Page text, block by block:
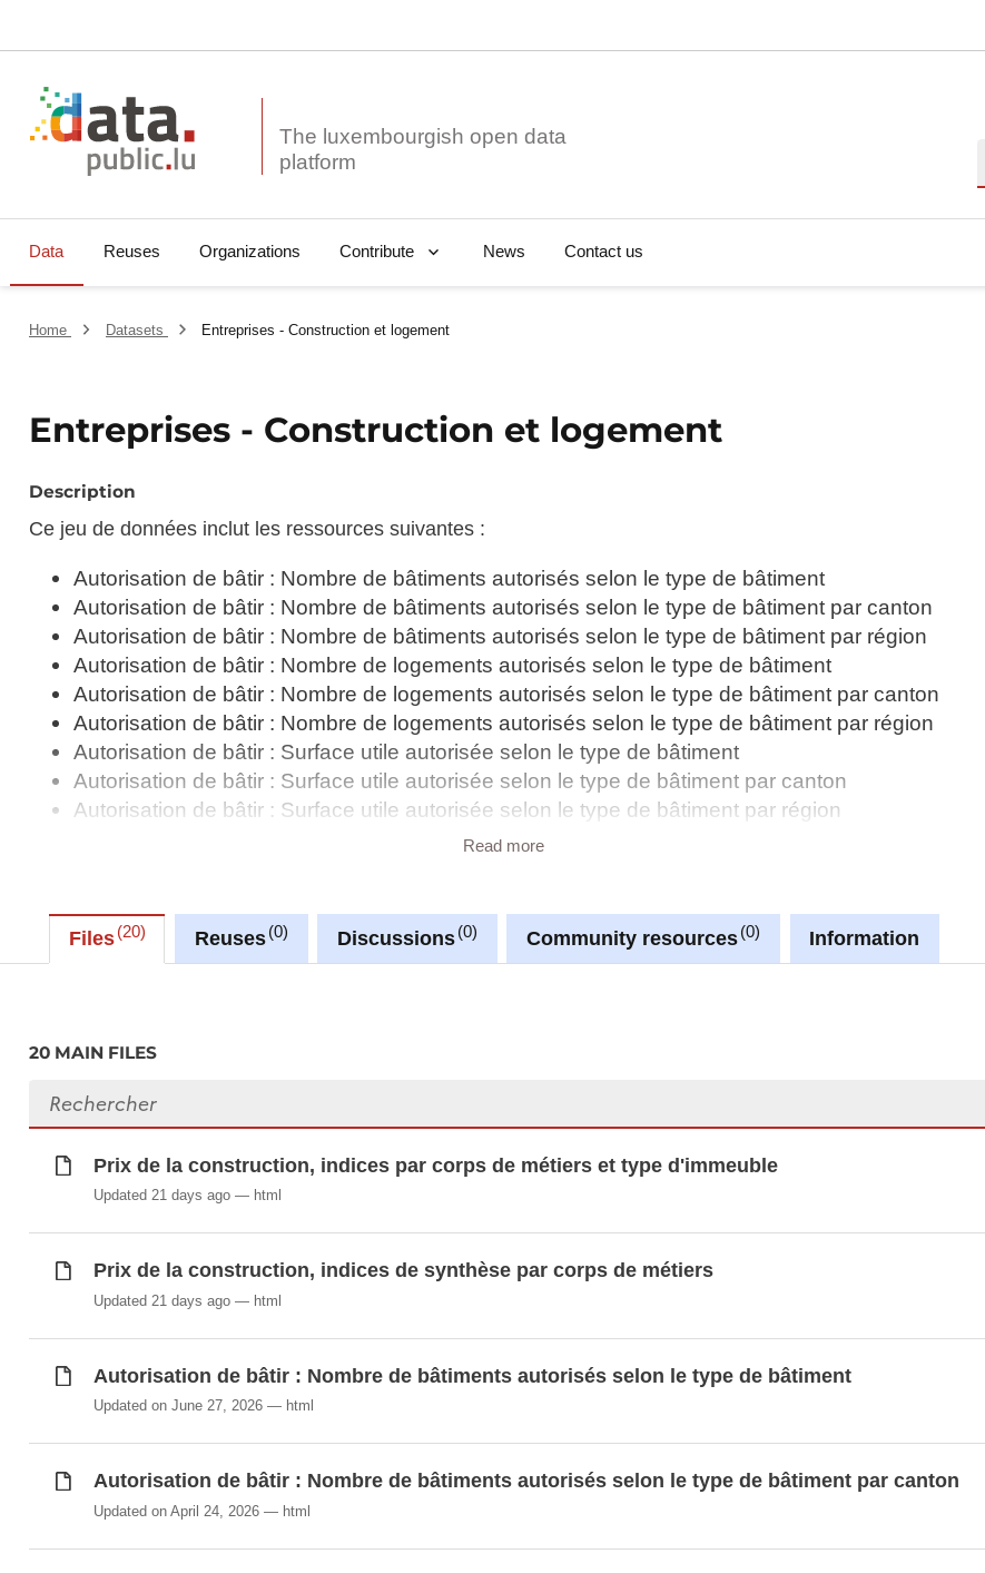
The luxembourgish open data
Data Reuses Organizations Contribute News Contact us
Home Datasets Entreprises - Construction et logement
Entreprises - Construction et logement
Description
Ce jeu de données inclut les ressources suivantes :
Autorisation de bâtir : Nombre de bâtiments autorisés selon le type de bâtiment
Autorisation de bâtir : Nombre de bâtiments autorisés selon le type de bâtiment par canton
Autorisation de bâtir : Nombre de bâtiments autorisés selon le type de bâtiment par région
Autorisation de bâtir : Nombre de logements autorisés selon le type de bâtiment
Autorisation de bâtir : Nombre de logements autorisés selon le type de bâtiment par canton
Autorisation de bâtir : Nombre de logements autorisés selon le type de bâtiment par région
Autorisation de bâtir : Surface utile autorisée selon le type de bâtiment
Autorisation de bâtir : Surface utile autorisée selon le type de bâtiment par canton
Autorisation de bâtir : Surface utile autorisée selon le type de bâtiment par région
Les bâtiments achevés par genre de bâtiment
Prix de la construction, indices de synthèse généraux
Prix de la construction, indices par corps de métiers et type d'immeuble 2010 - 2020
Prix de la construction, pondération par corps de métier
Surface moyenne (en m²) des unités d'habitation pour les bâtiments résidentiels achevés
Read more
Files 20 Reuses 0 Discussions 0 Community resources 0 Information
20 MAIN FILES
Search files
Prix de la construction, indices par corps de métiers et type d'immeuble
Updated 21 days ago html
Prix de la construction, indices de synthèse par corps de métiers
Updated 21 days ago html
Autorisation de bâtir : Nombre de bâtiments autorisés selon le type de bâtiment
Updated on June 27, 2026 html
Autorisation de bâtir : Nombre de bâtiments autorisés selon le type de bâtiment par canton
Updated on April 24, 2026 html